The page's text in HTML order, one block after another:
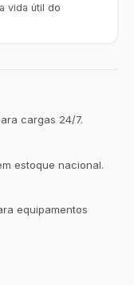
vida útil do
cargas 24/7.
estoque nacional.
equipamentos